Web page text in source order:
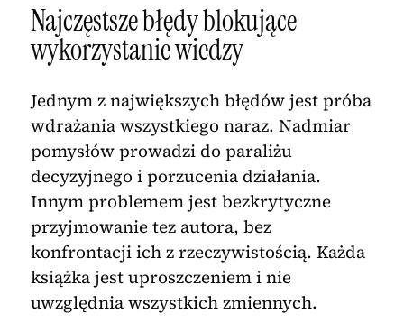
Najczęstsze błędy blokujące
wykorzystanie wiedzy
Jednym z największych błędów jest próba
wdrażania wszystkiego naraz. Nadmiar
pomysłów prowadzi do paraliżu
decyzyjnego i porzucenia działania.
Innym problemem jest bezkrytyczne
przyjmowanie tez autora, bez
konfrontacji ich z rzeczywistością. Każda
książka jest uproszczeniem i nie
uwzględnia wszystkich zmiennych.